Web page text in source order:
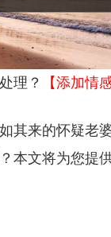
理？ 【添加情
其来的怀疑老
本文将为您提